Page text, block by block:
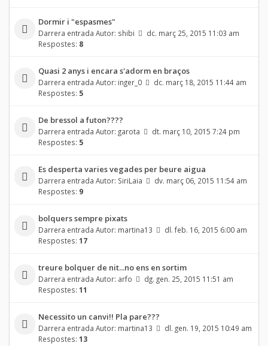
Dormir i "espasmes"
Darrera entrada Autor: shibi
dc. març 25, 2015 11:03 am
Respostes: 8
Quasi 2 anys i encara s'adorm en braços
Darrera entrada Autor: inger_0
dc. març 18, 2015 11:44 am
Respostes: 5
De bressol a futon????
Darrera entrada Autor: garota
dt. març 10, 2015 7:24 pm
Respostes: 5
Es desperta varies vegades per beure aigua
Darrera entrada Autor: SiriLaia
dv. març 06, 2015 11:54 am
Respostes: 9
bolquers sempre pixats
Darrera entrada Autor: martina13
dl. feb. 16, 2015 6:00 am
Respostes: 17
treure bolquer de nit...no ens en sortim
Darrera entrada Autor: arfo
dg. gen. 25, 2015 11:51 am
Respostes: 11
Necessito un canvi!! Pla pare???
Darrera entrada Autor: martina13
dl. gen. 19, 2015 10:49 am
Respostes: 13